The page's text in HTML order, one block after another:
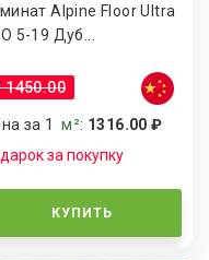
Alpine Floor Ultra
5-19 Дуб...
1450.00
за 1м²: 1316.00 ₽
за покупку
КУПИТЬ